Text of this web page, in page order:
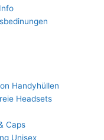
Handyhüllen
Headsets
Caps
Unisex